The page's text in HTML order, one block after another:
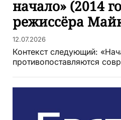
начало» (2014
режиссёра
12.07.2026
Контекст следующий:
противопоставляются